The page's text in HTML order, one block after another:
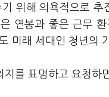
위해 의욕적으로
연봉과 좋은 근무
미래 세대인 청년의
지를 표명하고 요청